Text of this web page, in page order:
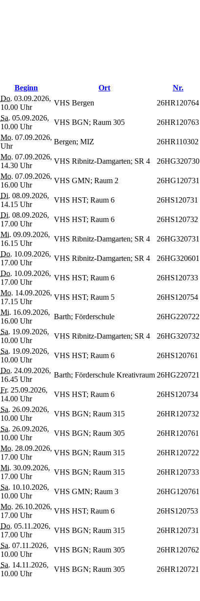
Beginn Ort
Nr.
Do. 03.09.2026,
10.00 Uhr
VHS Bergen 26HR120764
Sa. 05.09.2026,
10.00 Uhr
VHS BGN; Raum 305 26HR120763
Mo. 07.09.2026,
Uhr
Bergen; MIZ 26HR110302
Mo. 07.09.2026,
14.30 Uhr
VHS Ribnitz-Damgarten; SR 4 26HG320730
Mo. 07.09.2026,
16.00 Uhr
VHS GMN; Raum 2 26HG120731
Di. 08.09.2026,
14.15 Uhr
VHS HST; Raum 6 26HS120731
Di. 08.09.2026,
17.00 Uhr
VHS HST; Raum 6 26HS120732
Mi. 09.09.2026,
16.15 Uhr
VHS Ribnitz-Damgarten; SR 4 26HG320731
Do. 10.09.2026,
17.00 Uhr
VHS Ribnitz-Damgarten; SR 4 26HG320601
Do. 10.09.2026,
17.00 Uhr
VHS HST; Raum 6 26HS120733
Mo. 14.09.2026,
17.15 Uhr
VHS HST; Raum 5 26HS120754
Mi. 16.09.2026,
16.00 Uhr
Barth; Förderschule 26HG220722
Sa. 19.09.2026,
10.00 Uhr
VHS Ribnitz-Damgarten; SR 4 26HG320732
Sa. 19.09.2026,
10.00 Uhr
VHS HST; Raum 6 26HS120761
Do. 24.09.2026,
16.45 Uhr
Barth; Förderschule Kreativraum 26HG220721
Fr. 25.09.2026,
14.00 Uhr
VHS HST; Raum 6 26HS120734
Sa. 26.09.2026,
10.00 Uhr
VHS BGN; Raum 315 26HR120732
Sa. 26.09.2026,
10.00 Uhr
VHS BGN; Raum 305 26HR120761
Mo. 28.09.2026,
17.00 Uhr
VHS BGN; Raum 315 26HR120722
Mi. 30.09.2026,
17.00 Uhr
VHS BGN; Raum 315 26HR120733
Sa. 10.10.2026,
10.00 Uhr
VHS GMN; Raum 3 26HG120761
Mo. 26.10.2026,
17.00 Uhr
VHS HST; Raum 6 26HS120753
Do. 05.11.2026,
17.00 Uhr
VHS BGN; Raum 315 26HR120731
Sa. 07.11.2026,
10.00 Uhr
VHS BGN; Raum 305 26HR120762
Sa. 14.11.2026,
10.00 Uhr
VHS BGN; Raum 305
26HR120721